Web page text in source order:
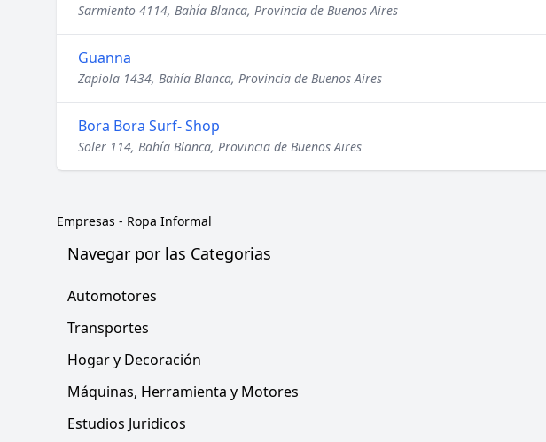
Sarmiento 4114, Bahía Blanca, Provincia de Buenos Aires
Guanna
Zapiola 1434, Bahía Blanca, Provincia de Buenos Aires
Bora Bora Surf- Shop
Soler 114, Bahía Blanca, Provincia de Buenos Aires
Empresas - Ropa Informal
Navegar por las Categorias
Automotores
Transportes
Hogar y Decoración
Máquinas, Herramienta y Motores
Estudios Juridicos